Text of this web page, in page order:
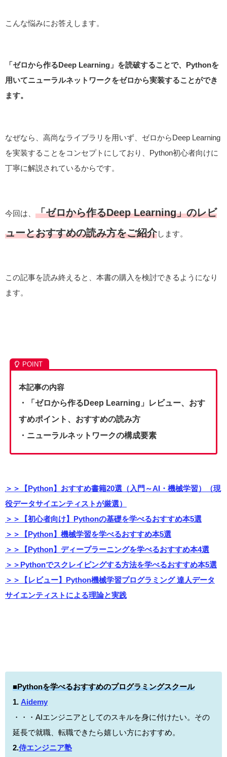
こんな悩みにお答えします。
「ゼロから作るDeep Learning」を読破することで、Pythonを
用いてニューラルネットワークをゼロから実装することができ
ます。
なぜなら、高尚なライブラリを用いず、ゼロからDeep Learning
を実装することをコンセプトにしており、Python初心者向けに
丁寧に解説されているからです。
今回は、 「ゼロから作るDeep Learning」のレビ
ューとおすすめの読み方をご紹介します。
この記事を読み終えると、本書の購入を検討できるようになり
ます。
本記事の内容
・「ゼロから作るDeep Learning」レビュー、おす
すめポイント、おすすめの読み方
・ニューラルネットワークの構成要素
＞＞【Python】おすすめ書籍20選（入門～AI・機械学習）（現
役データサイエンティストが厳選）
＞＞【初心者向け】Pythonの基礎を学べるおすすめ本5選
＞＞【Python】機械学習を学べるおすすめ本5選
＞＞【Python】ディープラーニングを学べるおすすめ本4選
＞＞Pythonでスクレイピングする方法を学べるおすすめ本5選
＞＞
【レビュー】Python機械学習プログラミング 達人データ
サイエンティストによる理論と実践
■Pythonを学べるおすすめのプログラミングスクール
1. Aidemy
・・・AIエンジニアとしてのスキルを身に付けたい。その
延長で就職、転職できたら嬉しい方におすすめ。
2.侍エンジニア塾